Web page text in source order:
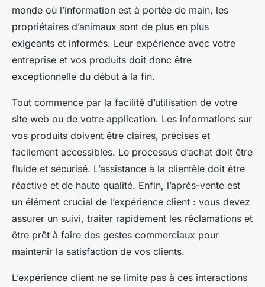
monde où l’information est à portée de main, les
propriétaires d’animaux sont de plus en plus
exigeants et informés. Leur expérience avec votre
entreprise et vos produits doit donc être
exceptionnelle du début à la fin.
Tout commence par la facilité d’utilisation de votre
site web ou de votre application. Les informations sur
vos produits doivent être claires, précises et
facilement accessibles. Le processus d’achat doit être
fluide et sécurisé. L’assistance à la clientèle doit être
réactive et de haute qualité. Enfin, l’après-vente est
un élément crucial de l’expérience client : vous devez
assurer un suivi, traiter rapidement les réclamations et
être prêt à faire des gestes commerciaux pour
maintenir la satisfaction de vos clients.
L’expérience client ne se limite pas à ces interactions